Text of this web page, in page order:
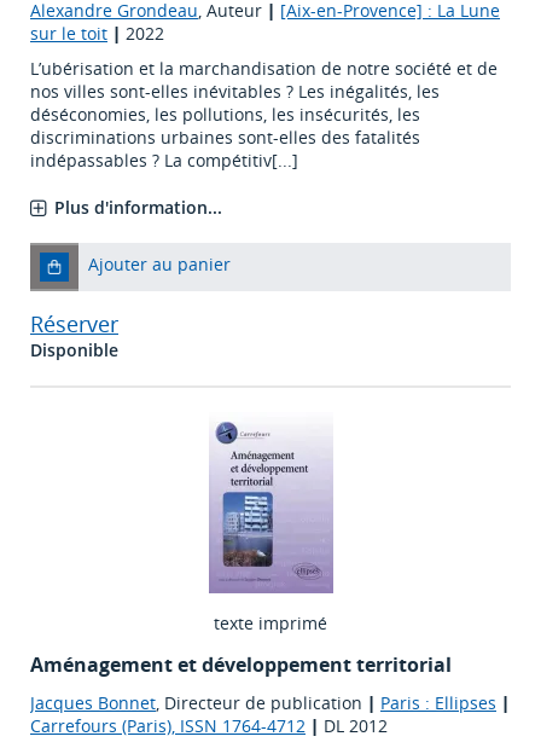
Alexandre Grondeau, Auteur | [Aix-en-Provence] : La Lune
sur le toit | 2022
L’ubérisation et la marchandisation de notre société et de
nos villes sont-elles inévitables ? Les inégalités, les
déséconomies, les pollutions, les insécurités, les
discriminations urbaines sont-elles des fatalités
indépassables ? La compétitiv[...]
Plus d'information...
Ajouter au panier
Réserver
Disponible
texte imprimé
Aménagement et développement territorial
Jacques Bonnet, Directeur de publication | Paris : Ellipses |
Carrefours (Paris), ISSN 1764-4712 | DL 2012